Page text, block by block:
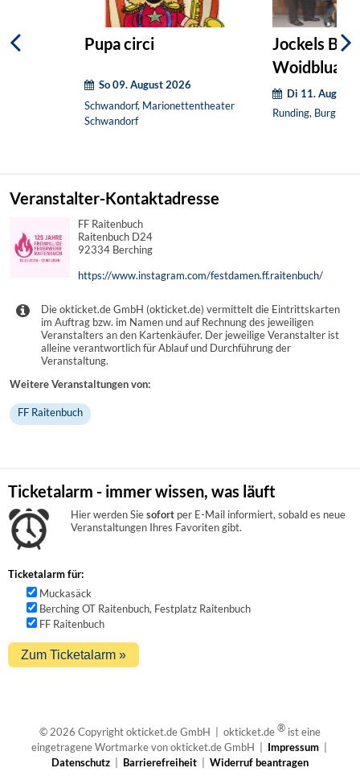
Pupa circi
So 09. August 2026
Schwandorf, Marionettentheater
Schwandorf
Jockels
Woidbluad
Di 11. August
Runding, Burgruine
Veranstalter-Kontaktadresse
FF Raitenbuch
Raitenbuch D24
92334 Berching
https://www.instagram.com/festdamen.ff.raitenbuch/
Die okticket.de GmbH (okticket.de) vermittelt die Eintrittskarten
im Auftrag bzw. im Namen und auf Rechnung des jeweiligen
Veranstalters an den Kartenkäufer. Der jeweilige Veranstalter ist
alleine verantwortlich für Ablauf und Durchführung der
Veranstaltung.
Weitere Veranstaltungen von:
FF Raitenbuch
Ticketalarm - immer wissen, was läuft
Hier werden Siesofort per E-Mail informiert, sobald es neue
Veranstaltungen Ihres Favoriten gibt.
Ticketalarm für:
Muckasäck
Berching OT Raitenbuch, Festplatz Raitenbuch
FF Raitenbuch
© 2026 Copyright okticket.de GmbH | okticket.de® ist eine
eingetragene Wortmarke von okticket.de GmbH | Impressum|
Datenschutz
Barrierefreiheit Widerruf beantragen